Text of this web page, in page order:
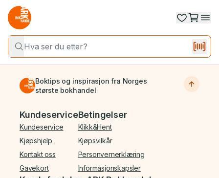
Boktips og inspirasjon fra Norges
største bokhandel
Bunnmeny
Kundeservice
Kundeservice
Kjøpshjelp
Kontakt oss
Gavekort
Betingelser
Klikk&Hent
Kjøpsvilkår
Personvernerklæring
Informasjonskapsler